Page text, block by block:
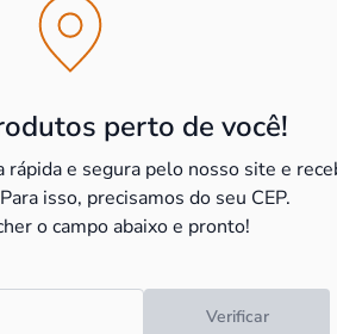
perto de você!
rápida e segura pelo nosso site e
isso, precisamos do seu CEP.
o campo abaixo e pronto!
Verificar